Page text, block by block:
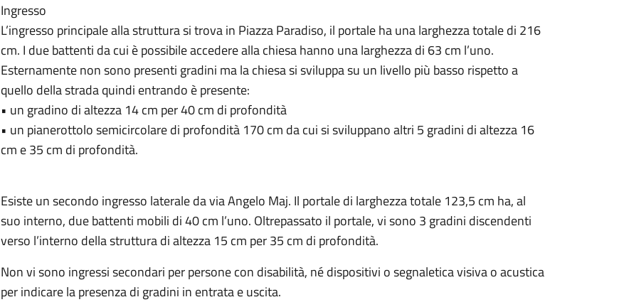
Ingresso
L’ingresso principale alla struttura si trova in Piazza Paradiso, il portale ha una larghezza totale di 216
cm. I due battenti da cui è possibile accedere alla chiesa hanno una larghezza di 63 cm l’uno.
Esternamente non sono presenti gradini ma la chiesa si sviluppa su un livello più basso rispetto a
quello della strada quindi entrando è presente:
• un gradino di altezza 14 cm per 40 cm di profondità
• un pianerottolo semicircolare di profondità 170 cm da cui si sviluppano altri 5 gradini di altezza 16
cm e 35 cm di profondità.
Esiste un secondo ingresso laterale da via Angelo Maj. Il portale di larghezza totale 123,5 cm ha, al
suo interno, due battenti mobili di 40 cm l’uno. Oltrepassato il portale, vi sono 3 gradini discendenti
verso l’interno della struttura di altezza 15 cm per 35 cm di profondità.
Non vi sono ingressi secondari per persone con disabilità, né dispositivi o segnaletica visiva o acustica
per indicare la presenza di gradini in entrata e uscita.